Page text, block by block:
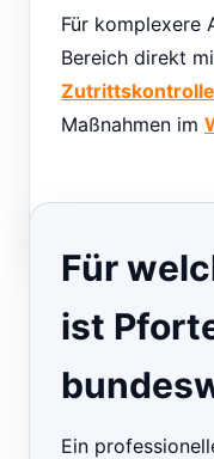
Für komplexere
Bereich direkt
Maßnahmen im
Für
ist
Ein